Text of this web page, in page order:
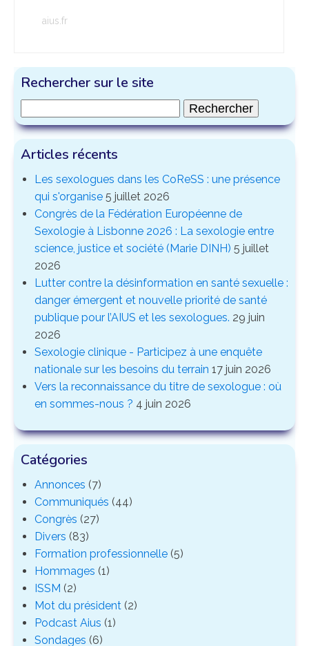
aius.fr
Rechercher sur le site
Articles récents
Les sexologues dans les CoReSS : une présence
qui s'organise 5 juillet 2026
Congrès de la Fédération Européenne de
Sexologie à Lisbonne 2026 : La sexologie entre
science, justice et société (Marie DINH) 5 juillet
2026
Lutter contre la désinformation en santé sexuelle :
danger émergent et nouvelle priorité de santé
publique pour l’AIUS et les sexologues. 29 juin
2026
Sexologie clinique - Participez à une enquête
nationale sur les besoins du terrain 17 juin 2026
Vers la reconnaissance du titre de sexologue : où
en sommes-nous ? 4 juin 2026
Catégories
Annonces (7)
Communiqués (44)
Congrès (27)
Divers (83)
Formation professionnelle (5)
Hommages (1)
ISSM (2)
Mot du président (2)
Podcast Aius (1)
Sondages (6)